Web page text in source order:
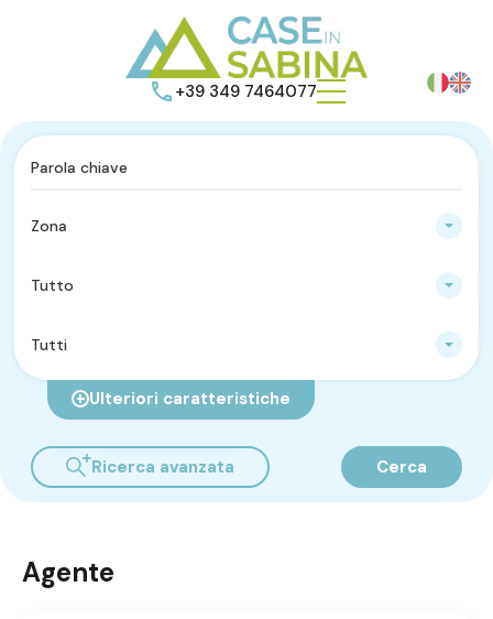
+39 349 7464077
Zona
Tutto
Tutti
Ulteriori caratteristiche
Ricerca avanzata Cerca
Agente